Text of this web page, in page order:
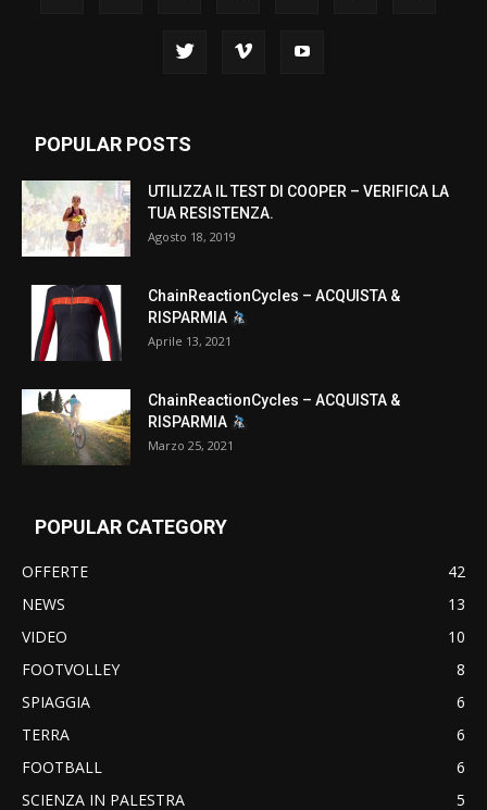
POPULAR POSTS
UTILIZZA IL TEST DI COOPER – VERIFICA LA
TUA RESISTENZA.
Agosto 18, 2019
ChainReactionCycles – ACQUISTA &
RISPARMIA
Aprile 13, 2021
ChainReactionCycles – ACQUISTA &
RISPARMIA
Marzo 25, 2021
POPULAR CATEGORY
OFFERTE
42
NEWS
13
VIDEO
10
FOOTVOLLEY
8
SPIAGGIA
6
TERRA
6
FOOTBALL
6
SCIENZA IN PALESTRA
5